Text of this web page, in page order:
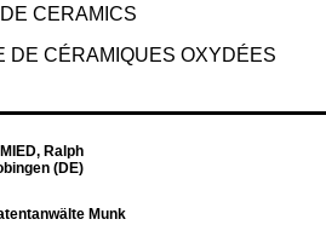
CERAMICS
DE CÉRAMIQUES OXYDÉES
Ralph
(DE)
Munk